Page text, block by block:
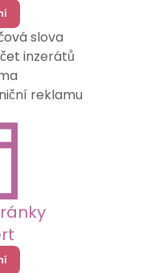
slova
inzerátů
reklamu